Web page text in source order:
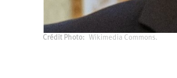
Crédit Photo Wikimedia Commons.